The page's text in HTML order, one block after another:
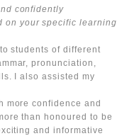
confidently
on your specific learning
students of different
pronunciation,
I also assisted my
more confidence and
than honoured to be
and informative